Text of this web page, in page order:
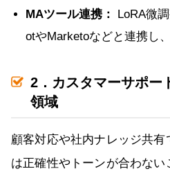
MAツール連携：
LoRA微
otやMarketoなどと連携し
2．カスタマーサポー
領域
顧客対応や社内ナレッジ共
は正確性やトーンが合わない